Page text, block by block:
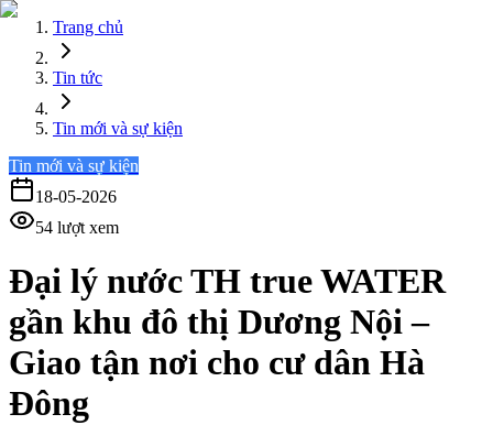
Trang chủ
Tin tức
Tin mới và sự kiện
Tin mới và sự kiện
18-05-2026
54 lượt xem
Đại lý nước TH true WATER
gần khu đô thị Dương Nội –
Giao tận nơi cho cư dân Hà
Đông